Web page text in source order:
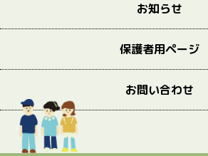
お知らせ
保護者用ページ
お問い合わせ